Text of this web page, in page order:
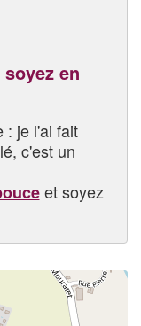
en
: je l'ai fait
c'est un
et soyez